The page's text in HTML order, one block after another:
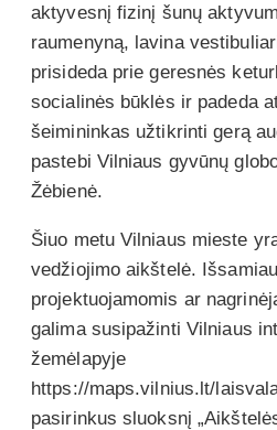
aktyvesnį fizinį šunų
raumenyną, lavina
prisideda prie geresnės
socialinės būklės ir padeda
šeimininkas užtikrinti gerą
pastebi Vilniaus gyvūnų
Žėbienė.
Šiuo metu Vilniaus mieste
vedžiojimo aikštelė.
projektuojamomis ar
galima susipažinti Vilniaus
žemėlapyje
https://maps.vilnius.lt/
pasirinkus sluoksnį